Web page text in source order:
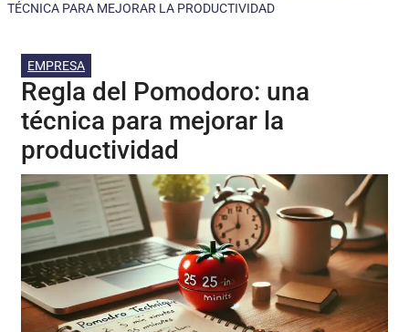
TÉCNICA PARA MEJORAR LA PRODUCTIVIDAD
EMPRESA
Regla del Pomodoro: una
técnica para mejorar la
productividad